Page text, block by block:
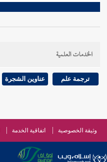
الخدمات العلمية
ترجمة علم عناوين الشجرة
وثيقة الخصوصية اتفاقية الخدمة